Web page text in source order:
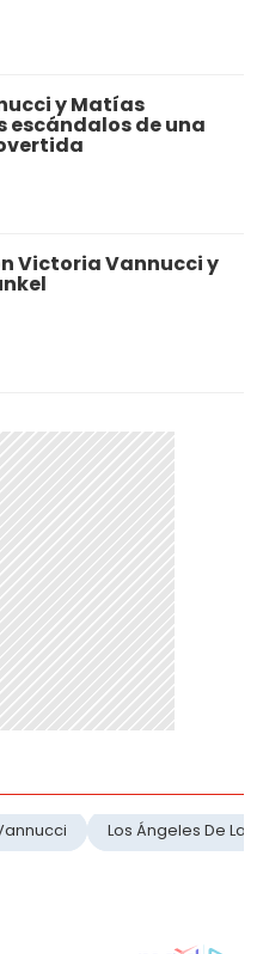
y Matías
escándalos de una
Victoria Vannucci y
Los Ángeles De La